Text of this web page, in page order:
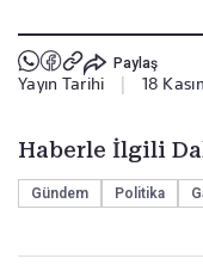
Paylaş
Yayın Tarihi 18
Haberle İlgili
Gündem Politika